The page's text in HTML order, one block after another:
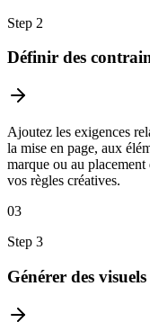
Step 2
Définir des
Ajoutez les exigences
la mise en page, aux
marque ou au
vos règles créatives.
03
Step 3
Générer des